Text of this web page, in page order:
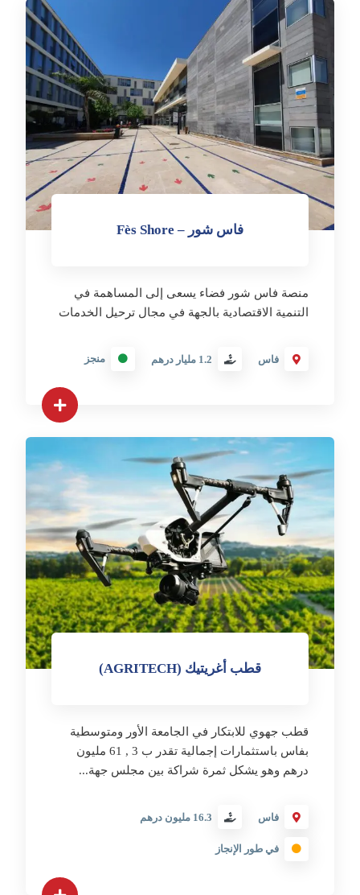
فاس شور – Fès Shore
منصة فاس شور فضاء يسعى إلى المساهمة في
التنمية الاقتصادية بالجهة في مجال ترحيل الخدمات
فاس منجز
قطب أغريتيك (AGRITECH)
قطب جهوي للابتكار في الجامعة الأور ومتوسطية
بفاس باستثمارات إجمالية تقدر ب 3 , 61 مليون
درهم وهو يشكل ثمرة شراكة بين مجلس جهة...
فاس
في طور الإنجاز